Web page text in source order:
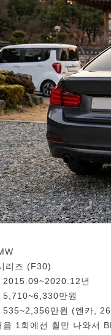
리즈 (F30)
2015.09~2020.12년
5,710~6,330만원
535~2,356만원 (엔카,
음 1회에선 휠만 나와서